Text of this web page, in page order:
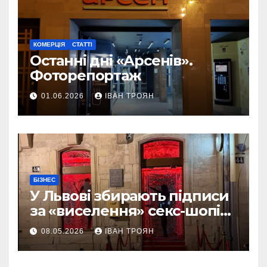
КОМЕРЦІЯ СТАТТІ
Останні дні «Арсенів».
Фоторепортаж
01.06.2026 ІВАН ТРОЯН
БІЗНЕС
У Львові збирають підписи
за «виселення» секс-шопів
із центру міста
08.05.2026 ІВАН ТРОЯН